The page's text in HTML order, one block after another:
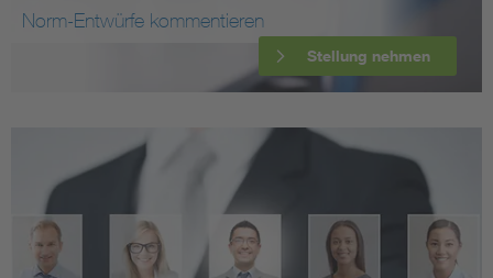
Norm-Entwürfe kommentieren
Stellung nehmen